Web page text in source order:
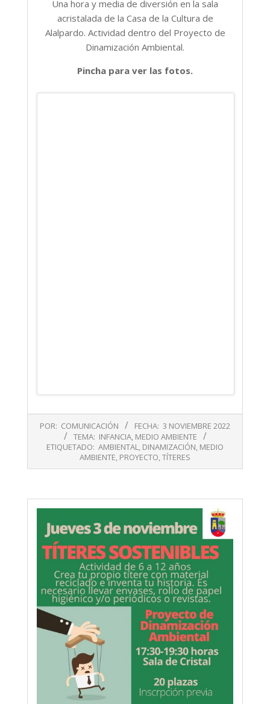
Una hora y media de diversión en la sala
acristalada de la Casa de la Cultura de
Alalpardo. Actividad dentro del Proyecto de
Dinamización Ambiental.
Pincha para ver las fotos.
11-
POR: COMUNICACIÓN FECHA: 3 NOVIEMBRE 2022
TEMA: INFANCIA, MEDIO AMBIENTE
ETIQUETADO: AMBIENTAL, DINAMIZACIÓN, MEDIO
AMBIENTE, PROYECTO,TÍTERES